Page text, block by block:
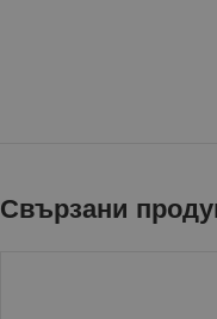
Свързани